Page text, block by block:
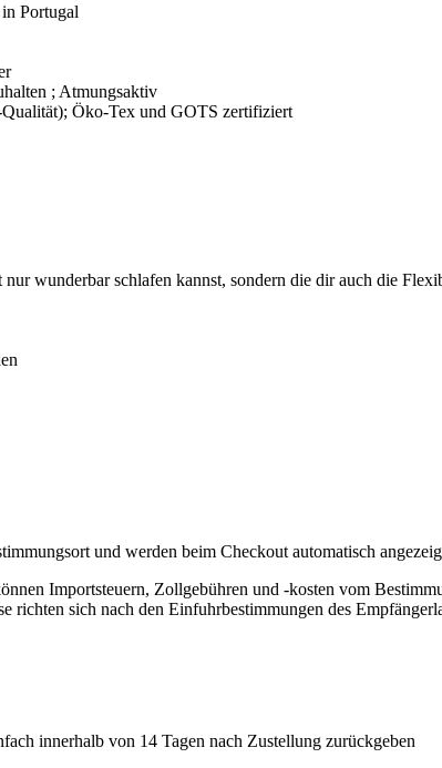
Portugal
; Atmungsaktiv
Öko-Tex und GOTS zertifiziert
nur wunderbar schlafen kannst, sondern die dir auch die
und werden beim Checkout automatisch
Importsteuern, Zollgebühren und -kosten vom
richten sich nach den Einfuhrbestimmungen des
innerhalb von 14 Tagen nach Zustellung zurückgeben